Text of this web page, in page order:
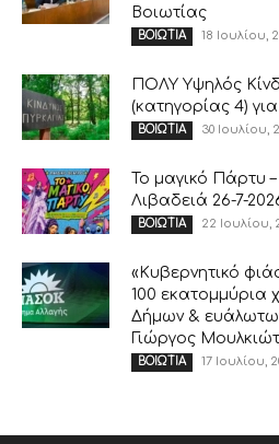
Βοιωτίας
ΒΟΙΩΤΙΑ 18 Ιουλίου,
ΠΟΛΥ Υψηλός
(κατηγορίας 4)
ΒΟΙΩΤΙΑ 30 Ιουλίου,
Το μαγικό Πάρτυ
Λιβαδειά 26-7-
ΒΟΙΩΤΙΑ 22 Ιουλίου,
«Κυβερνητικό
100 εκατομμύρια
Δήμων &
Γιώργος
ΒΟΙΩΤΙΑ 17 Ιουλίου,